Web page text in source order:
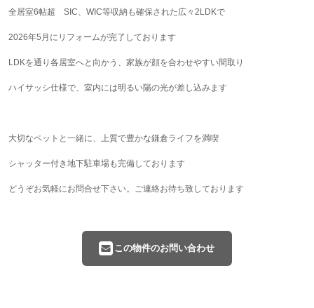
全居室6帖超 SIC、WIC等収納も確保された広々2LDKで
2026年5月にリフォームが完了しております
LDKを通り各居室へと向かう、家族が顔を合わせやすい間取り
ハイサッシ仕様で、室内には明るい陽の光が差し込みます
大切なペットと一緒に、上質で豊かな鎌倉ライフを満喫
シャッター付き地下駐車場も完備しております
どうぞお気軽にお問合せ下さい。ご連絡お待ち致しております
この物件のお問い合わせ